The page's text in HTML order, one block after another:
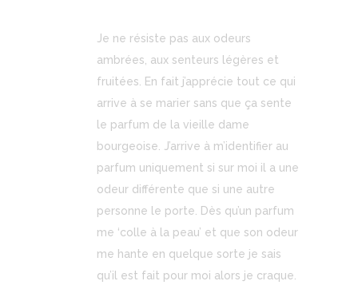
Je ne résiste pas aux odeurs
ambrées, aux senteurs légères et
fruitées. En fait j’apprécie tout ce qui
arrive à se marier sans que ça sente
le parfum de la vieille dame
bourgeoise. J’arrive à m’identifier au
parfum uniquement si sur moi il a une
odeur différente que si une autre
personne le porte. Dès qu’un parfum
me ‘colle à la peau’ et que son odeur
me hante en quelque sorte je sais
qu’il est fait pour moi alors je craque.